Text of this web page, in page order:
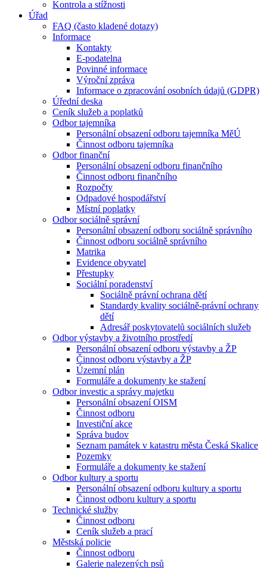
Kontrola a stížnosti
Úřad
FAQ (často kladené dotazy)
Informace
Kontakty
E-podatelna
Povinné informace
Výroční zpráva
Informace o zpracování osobních údajů (GDPR)
Úřední deska
Ceník služeb a poplatků
Odbor tajemníka
Personální obsazení odboru tajemníka MěÚ
Činnost odboru tajemníka
Odbor finanční
Personální obsazení odboru finančního
Činnost odboru finančního
Rozpočty
Odpadové hospodářství
Místní poplatky
Odbor sociálně správní
Personální obsazení odboru sociálně správního
Činnost odboru sociálně správního
Matrika
Evidence obyvatel
Přestupky
Sociální poradenství
Sociálně právní ochrana dětí
Standardy kvality sociálně-právní ochrany
dětí
Adresář poskytovatelů sociálních služeb
Odbor výstavby a životního prostředí
Personální obsazení odboru výstavby a ŽP
Činnost odboru výstavby a ŽP
Územní plán
Formuláře a dokumenty ke stažení
Odbor investic a správy majetku
Personální obsazení OISM
Činnost odboru
Investiční akce
Správa budov
Seznam památek v katastru města Česká Skalice
Pozemky
Formuláře a dokumenty ke stažení
Odbor kultury a sportu
Personální obsazení odboru kultury a sportu
Činnost odboru kultury a sportu
Technické služby
Činnost odboru
Ceník služeb a prací
Městská policie
Činnost odboru
Galerie nalezených psů